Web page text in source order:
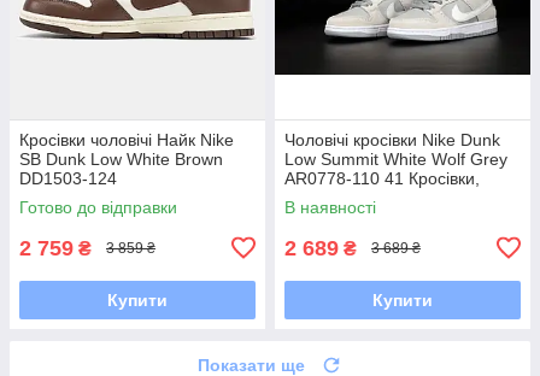
Кросівки чоловічі Найк Nike
SB Dunk Low White Brown
DD1503-124
Готово до відправки
2 759 ₴ 3 859 ₴
Купити
Чоловічі кросівки Nike Dunk
Low Summit White Wolf Grey
AR0778-110 41 Кросівки,
Текстильна, Шнурівка, Товста
підошва, Замша,
В наявності
2 689 ₴ 3 689 ₴
Купити
Показати ще